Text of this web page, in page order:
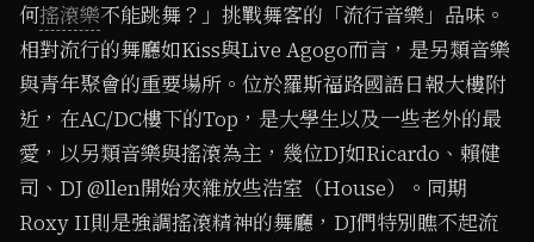
何搖滾樂不能跳舞？」挑戰舞客的「流行音樂」品味。
相對流行的舞廳如Kiss與Live Agogo而言，是另類音樂
與青年聚會的重要場所。位於羅斯福路國語日報大樓附
近，在AC/DC樓下的Top，是大學生以及一些老外的最
愛，以另類音樂與搖滾為主，幾位DJ如Ricardo、賴健
司、DJ @llen開始夾雜放些浩室（House）。同期
Roxy II則是強調搖滾精神的舞廳，DJ們特別瞧不起流